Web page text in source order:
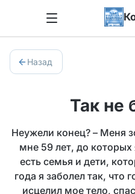
Назад
Так не
Неужели конец? – Меня
мне 59 лет, до
есть семья и дети,
года я заболел так, что
исцелил мое тело,